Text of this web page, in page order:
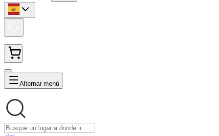
Alternar menú